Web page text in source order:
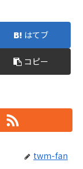
はてブ
コピー
twm-fan